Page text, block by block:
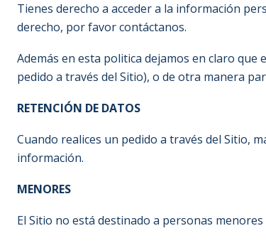
Tienes derecho a acceder a la información
derecho, por favor contáctanos.
Además en esta politica dejamos en claro
pedido a través del Sitio), o de otra manera
RETENCIÓN DE DATOS
Cuando realices un pedido a través del Sitio,
información.
MENORES
El Sitio no está destinado a personas menores